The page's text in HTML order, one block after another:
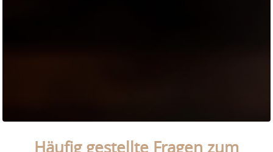
Häufig gestellte Fragen zum